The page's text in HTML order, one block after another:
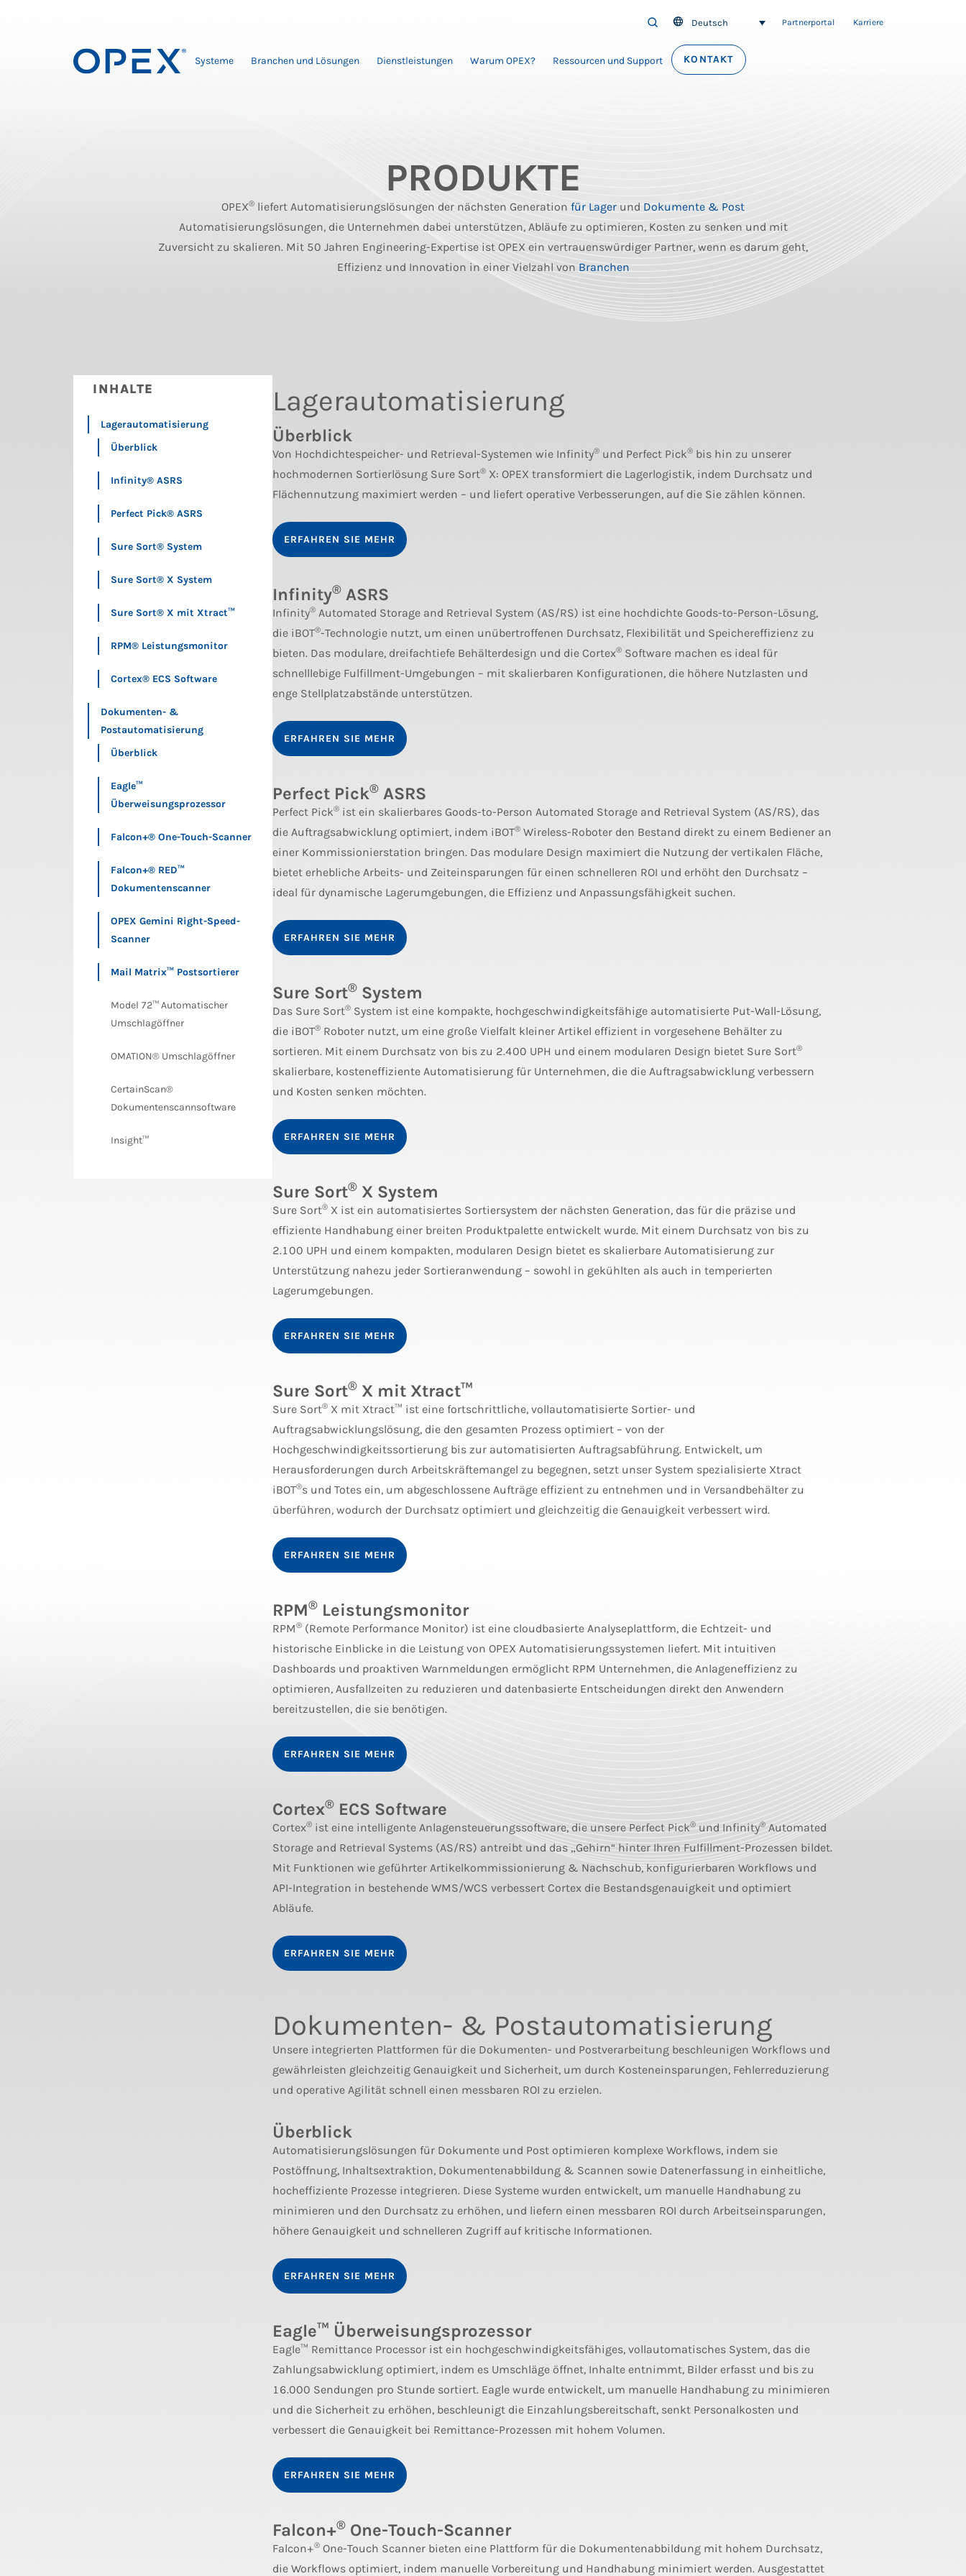
SEARCH
Deutsch Partnerportal Karriere
Systeme Branchen und Lösungen Dienstleistungen Warum OPEX? Ressourcen und Support KONTAKT
PRODUKTE
OPEX® liefert Automatisierungslösungen der nächsten Generation für Lager und Dokumente & Post
Automatisierungslösungen, die Unternehmen dabei unterstützen, Abläufe zu optimieren, Kosten zu senken und mit
Zuversicht zu skalieren. Mit 50 Jahren Engineering-Expertise ist OPEX ein vertrauenswürdiger Partner, wenn es darum geht,
Effizienz und Innovation in einer Vielzahl von Branchen
INHALTE
Lagerautomatisierung
Überblick
Infinity® ASRS
Perfect Pick® ASRS
Sure Sort® System
Sure Sort® X System
Sure Sort® X mit Xtract™
RPM® Leistungsmonitor
Cortex® ECS Software
Dokumenten- &
Postautomatisierung
Überblick
Eagle™
Überweisungsprozessor
Falcon+® One-Touch-Scanner
Falcon+® RED™
Dokumentenscanner
OPEX Gemini Right-Speed-
Scanner
Mail Matrix™ Postsortierer
Model 72™ Automatischer
Umschlagöffner
OMATION® Umschlagöffner
CertainScan®
Dokumentenscannsoftware
Insight™
Lagerautomatisierung
Überblick
Von Hochdichtespeicher- und Retrieval-Systemen wie Infinity® und Perfect Pick® bis hin zu unserer
hochmodernen Sortierlösung Sure Sort® X: OPEX transformiert die Lagerlogistik, indem Durchsatz und
Flächennutzung maximiert werden – und liefert operative Verbesserungen, auf die Sie zählen können.
ERFAHREN SIE MEHR
Infinity® ASRS
Infinity® Automated Storage and Retrieval System (AS/RS) ist eine hochdichte Goods-to-Person-Lösung,
die iBOT®-Technologie nutzt, um einen unübertroffenen Durchsatz, Flexibilität und Speichereffizienz zu
bieten. Das modulare, dreifachtiefe Behälterdesign und die Cortex® Software machen es ideal für
schnelllebige Fulfillment-Umgebungen – mit skalierbaren Konfigurationen, die höhere Nutzlasten und
enge Stellplatzabstände unterstützen.
ERFAHREN SIE MEHR
Perfect Pick® ASRS
Perfect Pick® ist ein skalierbares Goods-to-Person Automated Storage and Retrieval System (AS/RS), das
die Auftragsabwicklung optimiert, indem iBOT® Wireless-Roboter den Bestand direkt zu einem Bediener an
einer Kommissionierstation bringen. Das modulare Design maximiert die Nutzung der vertikalen Fläche,
bietet erhebliche Arbeits- und Zeiteinsparungen für einen schnelleren ROI und erhöht den Durchsatz –
ideal für dynamische Lagerumgebungen, die Effizienz und Anpassungsfähigkeit suchen.
ERFAHREN SIE MEHR
Sure Sort® System
Das Sure Sort® System ist eine kompakte, hochgeschwindigkeitsfähige automatisierte Put-Wall-Lösung,
die iBOT® Roboter nutzt, um eine große Vielfalt kleiner Artikel effizient in vorgesehene Behälter zu
sortieren. Mit einem Durchsatz von bis zu 2.400 UPH und einem modularen Design bietet Sure Sort®
skalierbare, kosteneffiziente Automatisierung für Unternehmen, die die Auftragsabwicklung verbessern
und Kosten senken möchten.
ERFAHREN SIE MEHR
Sure Sort® X System
Sure Sort® X ist ein automatisiertes Sortiersystem der nächsten Generation, das für die präzise und
effiziente Handhabung einer breiten Produktpalette entwickelt wurde. Mit einem Durchsatz von bis zu
2.100 UPH und einem kompakten, modularen Design bietet es skalierbare Automatisierung zur
Unterstützung nahezu jeder Sortieranwendung – sowohl in gekühlten als auch in temperierten
Lagerumgebungen.
ERFAHREN SIE MEHR
Sure Sort® X mit Xtract™
Sure Sort® X mit Xtract™ ist eine fortschrittliche, vollautomatisierte Sortier- und
Auftragsabwicklungslösung, die den gesamten Prozess optimiert – von der
Hochgeschwindigkeitssortierung bis zur automatisierten Auftragsabführung. Entwickelt, um
Herausforderungen durch Arbeitskräftemangel zu begegnen, setzt unser System spezialisierte Xtract
iBOT®s und Totes ein, um abgeschlossene Aufträge effizient zu entnehmen und in Versandbehälter zu
überführen, wodurch der Durchsatz optimiert und gleichzeitig die Genauigkeit verbessert wird.
ERFAHREN SIE MEHR
RPM® Leistungsmonitor
RPM® (Remote Performance Monitor) ist eine cloudbasierte Analyseplattform, die Echtzeit- und
historische Einblicke in die Leistung von OPEX Automatisierungssystemen liefert. Mit intuitiven
Dashboards und proaktiven Warnmeldungen ermöglicht RPM Unternehmen, die Anlageneffizienz zu
optimieren, Ausfallzeiten zu reduzieren und datenbasierte Entscheidungen direkt den Anwendern
bereitzustellen, die sie benötigen.
ERFAHREN SIE MEHR
Cortex® ECS Software
Cortex® ist eine intelligente Anlagensteuerungssoftware, die unsere Perfect Pick® und Infinity® Automated
Storage and Retrieval Systems (AS/RS) antreibt und das „Gehirn“ hinter Ihren Fulfillment-Prozessen bildet.
Mit Funktionen wie geführter Artikelkommissionierung & Nachschub, konfigurierbaren Workflows und
API-Integration in bestehende WMS/WCS verbessert Cortex die Bestandsgenauigkeit und optimiert
Abläufe.
ERFAHREN SIE MEHR
Dokumenten- & Postautomatisierung
Unsere integrierten Plattformen für die Dokumenten- und Postverarbeitung beschleunigen Workflows und
gewährleisten gleichzeitig Genauigkeit und Sicherheit, um durch Kosteneinsparungen, Fehlerreduzierung
und operative Agilität schnell einen messbaren ROI zu erzielen.
Überblick
Automatisierungslösungen für Dokumente und Post optimieren komplexe Workflows, indem sie
Postöffnung, Inhaltsextraktion, Dokumentenabbildung & Scannen sowie Datenerfassung in einheitliche,
hocheffiziente Prozesse integrieren. Diese Systeme wurden entwickelt, um manuelle Handhabung zu
minimieren und den Durchsatz zu erhöhen, und liefern einen messbaren ROI durch Arbeitseinsparungen,
höhere Genauigkeit und schnelleren Zugriff auf kritische Informationen.
ERFAHREN SIE MEHR
Eagle™ Überweisungsprozessor
Eagle™ Remittance Processor ist ein hochgeschwindigkeitsfähiges, vollautomatisches System, das die
Zahlungsabwicklung optimiert, indem es Umschläge öffnet, Inhalte entnimmt, Bilder erfasst und bis zu
16.000 Sendungen pro Stunde sortiert. Eagle wurde entwickelt, um manuelle Handhabung zu minimieren
und die Sicherheit zu erhöhen, beschleunigt die Einzahlungsbereitschaft, senkt Personalkosten und
verbessert die Genauigkeit bei Remittance-Prozessen mit hohem Volumen.
ERFAHREN SIE MEHR
Falcon+® One-Touch-Scanner
Falcon+® One-Touch Scanner bieten eine Plattform für die Dokumentenabbildung mit hohem Durchsatz,
die Workflows optimiert, indem manuelle Vorbereitung und Handhabung minimiert werden. Ausgestattet